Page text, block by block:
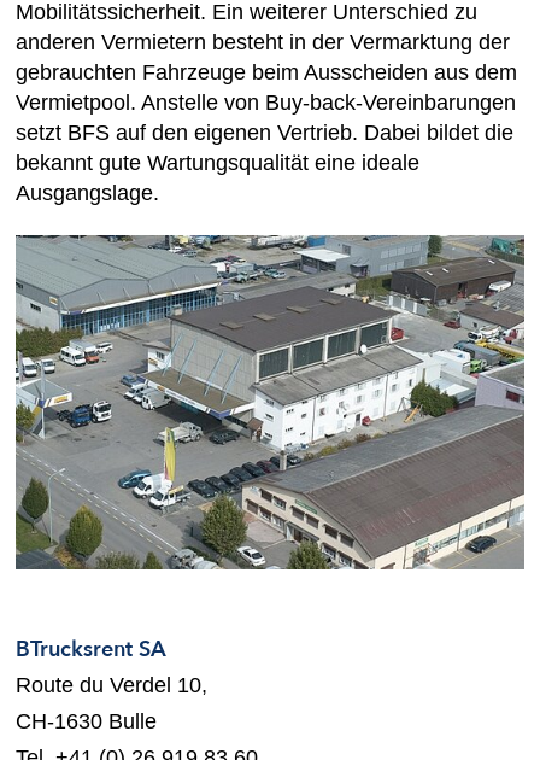
Mobilitätssicherheit. Ein weiterer Unterschied zu
anderen Vermietern besteht in der Vermarktung der
gebrauchten Fahrzeuge beim Ausscheiden aus dem
Vermietpool. Anstelle von Buy-back-Vereinbarungen
setzt BFS auf den eigenen Vertrieb. Dabei bildet die
bekannt gute Wartungsqualität eine ideale
Ausgangslage.
BTrucksrent SA
Route du Verdel 10,
CH-1630 Bulle